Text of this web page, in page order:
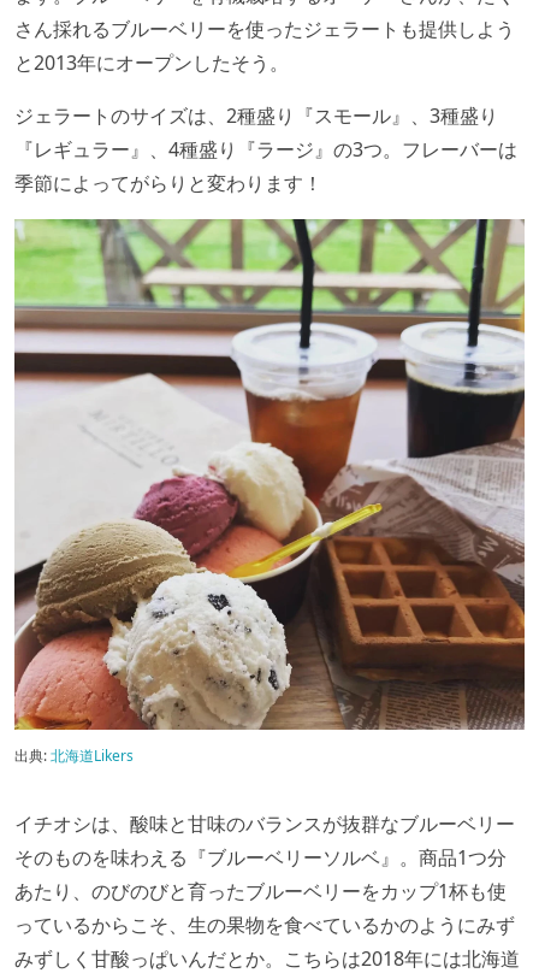
さん採れるブルーベリーを使ったジェラートも提供しよう
と2013年にオープンしたそう。
ジェラートのサイズは、2種盛り『スモール』、3種盛り
『レギュラー』、4種盛り『ラージ』の3つ。フレーバーは
季節によってがらりと変わります！
出典:北海道Likers
イチオシは、酸味と甘味のバランスが抜群なブルーベリー
そのものを味わえる『ブルーベリーソルベ』。商品1つ分
あたり、のびのびと育ったブルーベリーをカップ1杯も使
っているからこそ、生の果物を食べているかのようにみず
みずしく甘酸っぱいんだとか。こちらは2018年には北海道